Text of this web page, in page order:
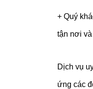
+ Quý
tận nơi
Dịch vụ
ứng các